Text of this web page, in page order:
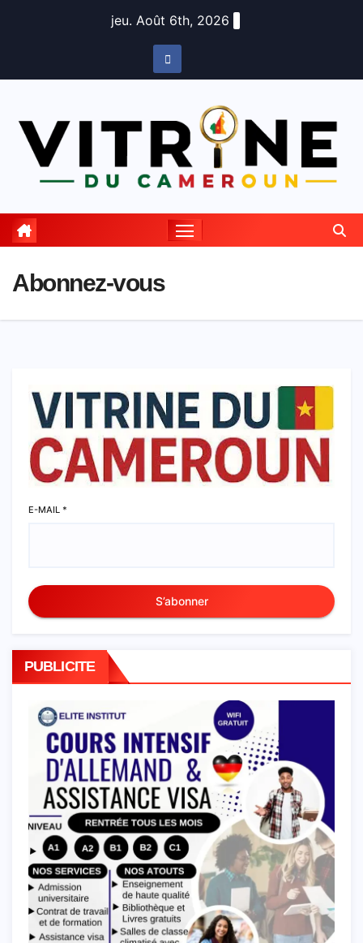
jeu. Août 6th, 2026
Abonnez-vous
E-MAIL *
S’abonner
PUBLICITE